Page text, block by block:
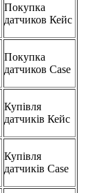
Покупка
датчиков Кейс
Покупка
датчиков Case
Купівля
датчиків Кейс
Купівля
датчиків Case